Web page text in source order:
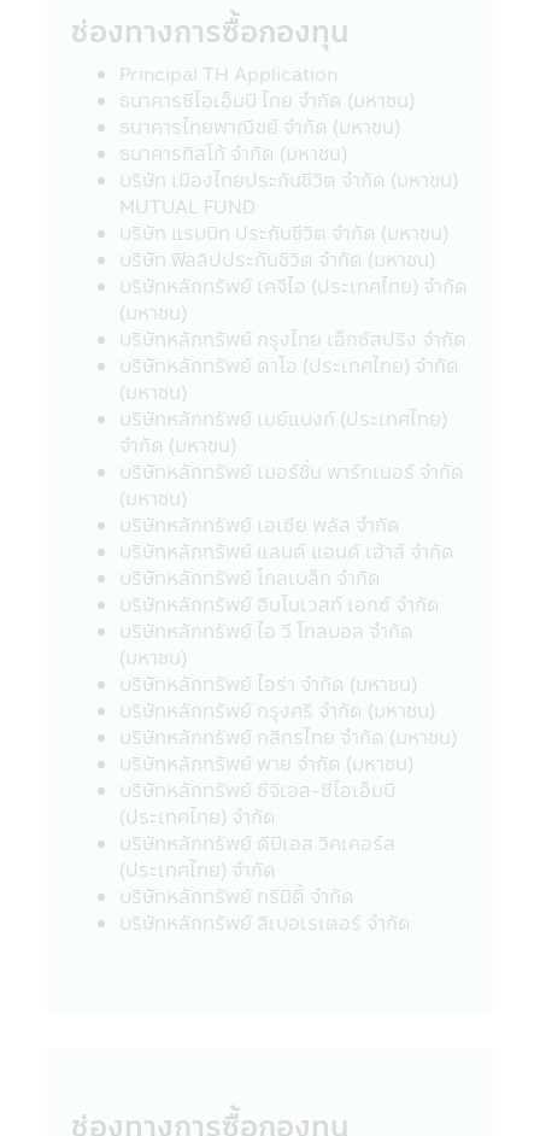
โทรศัพท์มือถือนี้ไปยังเว็บไซต์อื่นๆ ที่มีลิงก์อยู่
ในแอปพลิเคชันผ่านโทรศัพท์มือถือนี้ บริษัท
จัดการขอเรียนว่า เว็บไซต์เหล่านั้นอาจมิได้อยู่
ภายใต้การควบคุมของ พ.ร.บ. หลักทรัพย์และ
ตลาดหลักทรัพย์ พ.ศ. 2535 และบริษัทอาจจะ
ยังมิได้สำรวจถึงการบริการข้อมูล หรือสินค้า
ของบริษัทนั้นๆ ดังนั้นบริษัทจัดการจึงมิสามารถ
รับประกันความถูกต้องครบถ้วนของข้อมูลดัง
กล่าว และ รับผิดชอบต่อความเสียหายต่างๆ ที่
เกิดขึ้น
22. ผู้ลงทุนควรตรวจสอบให้แน่ใจว่าผู้ขาย
หน่วยลงทุนเป็นบุคคลที่ได้รับความเห็นชอบจาก
สำนักงานคณะกรรมการ ก.ล.ต.
23. อัตราค่าธรรมเนียมการหักเงินลงทุนราย
เดือนจากบัญชีธนาคารของผู้ถือหน่วยลงทุน
สำหรับผู้ลงทุนที่ใช้บริการแผนการลงทุน
อัตโนมัติ (Regular Saving Plan)
- ไม่คิดค่าบริการ สำหรับผู้ลงทุนที่มียอด
เงินลงทุนหักรายเดือนตั้งแต่ 5,000 บาทขึ้นไป
ต่อรายการ
- คิดค่าบริการ 10 บาท ต่อรายการ สำหรับ
ผู้ลงทุนที่มียอดเงินลงทุนหักรายเดือนต่ำกว่า
5,000 บาท (ปัจจุบันยกเว้นค่าบริการ)
ค่าบริการดังกล่าว มีผลตั้งแต่วันที่ 23
มีนาคม 2563 เป็นต้นไป จนกว่าจะมีประกาศ
เปลี่ยนแปลง
24. ผู้ลงทุนโปรดศึกษาเงื่อนไขการลงทุนใน
กองทุนรวมเพื่อการออม (SSF) / กองทุนรวม
เพื่อการออมพิเศษ (SSFX) หรือหน่วยลงทุน
ชนิดเพื่อการออมพิเศษ (SSFX) ซึ่งเป็นไปตาม
กฎกระทรวง ฉบับที่ 357 (พ.ศ 2563) ออกตาม
ความในประมวลรัษฎากรว่าด้วยการยกเว้น
รัษฎากร ลงวันที่ 10 มีนาคม 2563 โดยเป็นไป
ตามเกณฑ์กรมรรพากรกำหนด ผู้ลงทุนควร
ศึกษาข้อมูลในหนังสือชี้ชวน/หนังสือชี้ชวนส่วน
• ผู้ลงทุนไม่สามารถนำหน่วยลงทุนของกองทุน
ช่องทางการซื้อกองทุน
Principal TH Application
ธนาคารซีไอเอ็มบี ไทย จำกัด (มหาชน)
ธนาคารไทยพาณิชย์ จำกัด (มหาชน)
ธนาคารทิสโก้ จำกัด (มหาชน)
บริษัท เมืองไทยประกันชีวิต จำกัด (มหาชน)
MUTUAL FUND
บริษัท แรบบิท ประกันชีวิต จำกัด (มหาชน)
บริษัท ฟิลลิปประกันชีวิต จำกัด (มหาชน)
บริษัทหลักทรัพย์ เคจีไอ (ประเทศไทย) จำกัด
(มหาชน)
บริษัทหลักทรัพย์ กรุงไทย เอ็กซ์สปริง จำกัด
บริษัทหลักทรัพย์ ดาโอ (ประเทศไทย) จำกัด
(มหาชน)
บริษัทหลักทรัพย์ เมย์แบงก์ (ประเทศไทย)
จำกัด (มหาชน)
บริษัทหลักทรัพย์ เมอร์ชั่น พาร์ทเนอร์ จำกัด
(มหาชน)
บริษัทหลักทรัพย์ เอเซีย พลัส จำกัด
บริษัทหลักทรัพย์ แลนด์ แอนด์ เฮ้าส์ จำกัด
บริษัทหลักทรัพย์ โกลเบล็ก จำกัด
บริษัทหลักทรัพย์ อินโนเวสท์ เอกซ์ จำกัด
บริษัทหลักทรัพย์ ไอ วี โกลบอล จำกัด
(มหาชน)
บริษัทหลักทรัพย์ ไอร่า จำกัด (มหาชน)
บริษัทหลักทรัพย์ กรุงศรี จำกัด (มหาชน)
บริษัทหลักทรัพย์ กสิกรไทย จำกัด (มหาชน)
บริษัทหลักทรัพย์ พาย จำกัด (มหาชน)
บริษัทหลักทรัพย์ ซีจีเอส-ซีไอเอ็มบี
(ประเทศไทย) จำกัด
บริษัทหลักทรัพย์ ดีบีเอส วิคเคอร์ส
(ประเทศไทย) จำกัด
บริษัทหลักทรัพย์ ทรีนิตี้ จำกัด
บริษัทหลักทรัพย์ ลิเบอเรเตอร์ จํากัด
ช่องทางการซื้อกองทุน